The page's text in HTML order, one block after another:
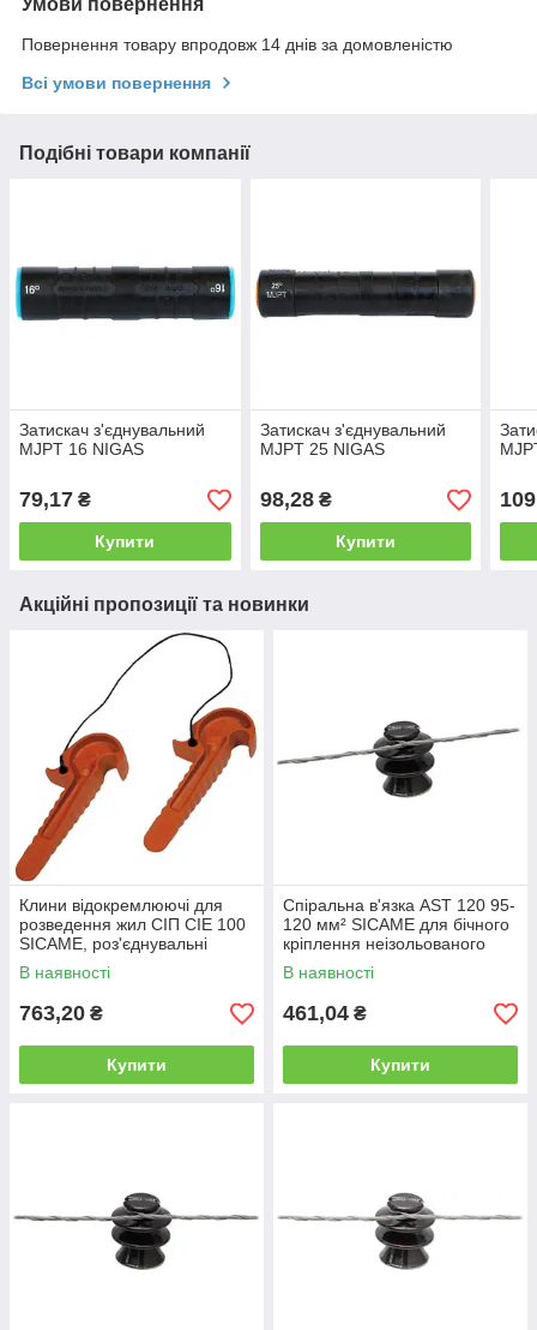
Повернення товару впродовж 14 днів за домовленістю
Всі умови повернення
Подібні товари компанії
Затискач з'єднувальний
MJPT 16 NIGAS
79,17 ₴
Купити
Затискач з'єднувальний
MJPT 25 NIGAS
98,28₴
Купити
Акційні пропозиції та новинки
Клини відокремлюючі для
розведення жил СІП CIE 100
SICAME, роз'єднувальні
клини, комплект 2 шт
В наявності
763,20 ₴
Купити
Спіральна в'язка AST 120 95-
120 мм² SICAME для бічного
кріплення неізольованого
проводу, спіральне кріплення
В наявності
461,04 ₴
Купити